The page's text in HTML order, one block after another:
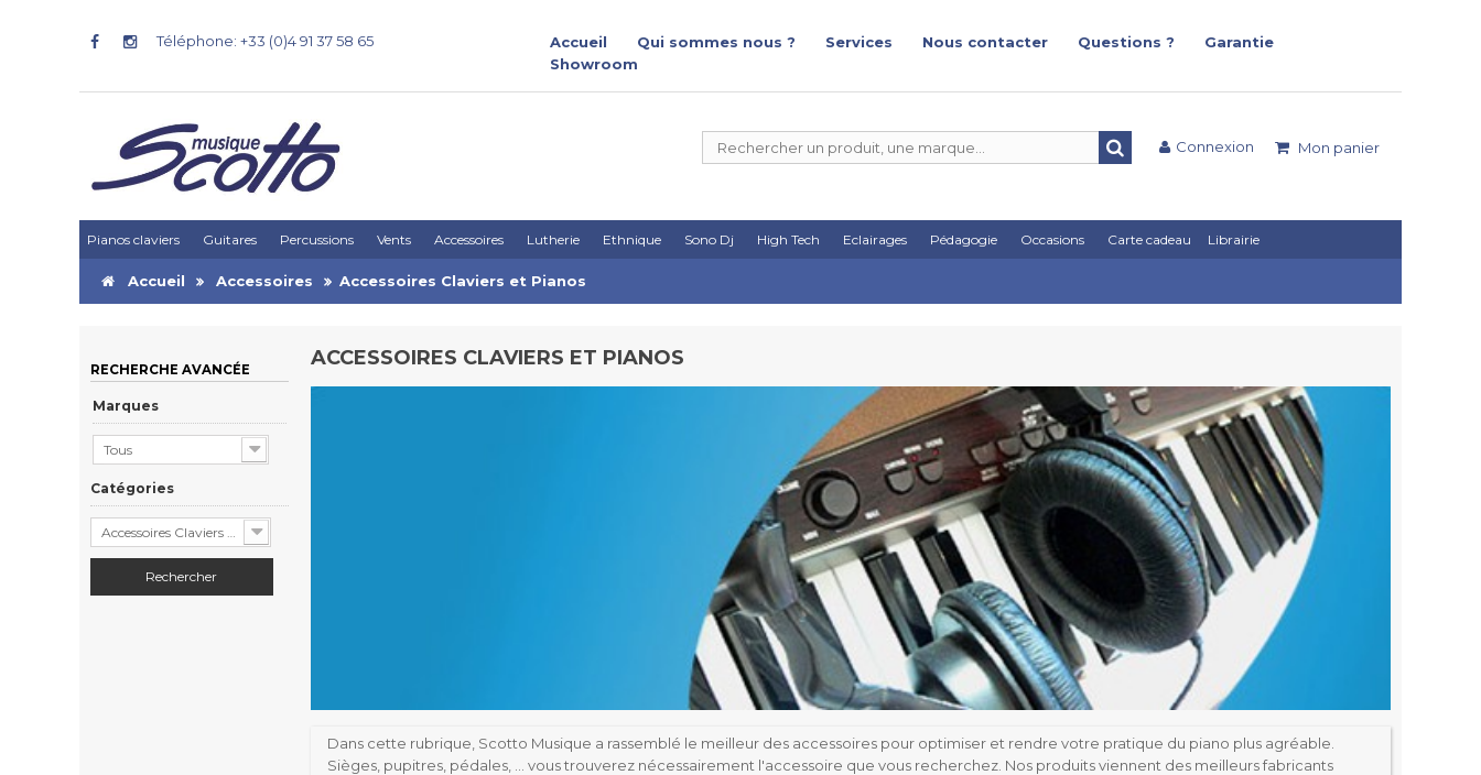
Téléphone: +33 (0)4 91 37 58 65 Accueil Qui sommes nous ? Services Nous contacter Questions ?
Garantie
Showroom
Mon panier
Connexion
Pianos claviers Guitares Percussions Vents Accessoires Lutherie Ethnique Sono Dj High Tech Eclairages Pédagogie Occasions Carte cadeau Librairie
Accueil Accessoires Accessoires Claviers et Pianos
RECHERCHE AVANCÉE
Marques
Tous
Catégories
ACCESSOIRES CLAVIERS ET PIANOS
Dans cette rubrique, Scotto Musique a rassemblé le meilleur des accessoires pour optimiser et rendre votre pratique du piano plus agréable.
Sièges, pupitres, pédales, … vous trouverez nécessairement l'accessoire que vous recherchez. Nos produits viennent des meilleurs fabricants